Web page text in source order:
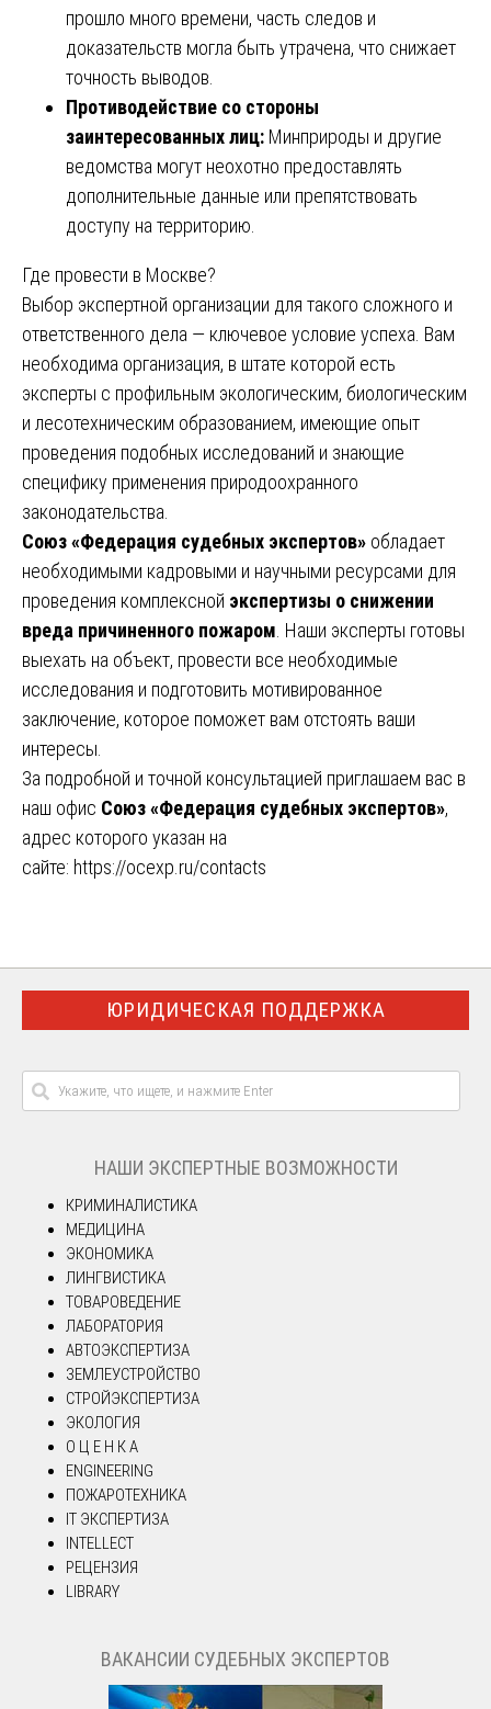
прошло много времени, часть следов и
доказательств могла быть утрачена, что снижает
точность выводов.
Противодействие со стороны
заинтересованных лиц: Минприроды и другие
ведомства могут неохотно предоставлять
дополнительные данные или препятствовать
доступу на территорию.
Где провести в Москве?
Выбор экспертной организации для такого сложного и
ответственного дела — ключевое условие успеха. Вам
необходима организация, в штате которой есть
эксперты с профильным экологическим, биологическим
и лесотехническим образованием, имеющие опыт
проведения подобных исследований и знающие
специфику применения природоохранного
законодательства.
Союз «Федерация судебных экспертов» обладает
необходимыми кадровыми и научными ресурсами для
проведения комплексной экспертизы о снижении
вреда причиненного пожаром . Наши эксперты готовы
выехать на объект, провести все необходимые
исследования и подготовить мотивированное
заключение, которое поможет вам отстоять ваши
интересы.
За подробной и точной консультацией приглашаем вас в
наш офис Союз «Федерация судебных экспертов»,
адрес которого указан на
сайте: https://ocexp.ru/contacts
ЮРИДИЧЕСКАЯ ПОДДЕРЖКА
НАШИ ЭКСПЕРТНЫЕ ВОЗМОЖНОСТИ
КРИМИНАЛИСТИКА
МЕДИЦИНА
ЭКОНОМИКА
ЛИНГВИСТИКА
ТОВАРОВЕДЕНИЕ
ЛАБОРАТОРИЯ
АВТОЭКСПЕРТИЗА
ЗЕМЛЕУСТРОЙСТВО
СТРОЙЭКСПЕРТИЗА
ЭКОЛОГИЯ
О Ц Е Н К А
ENGINEERING
ПОЖАРОТЕХНИКА
IT ЭКСПЕРТИЗА
INTELLECT
РЕЦЕНЗИЯ
LIBRARY
ВАКАНСИИ СУДЕБНЫХ ЭКСПЕРТОВ